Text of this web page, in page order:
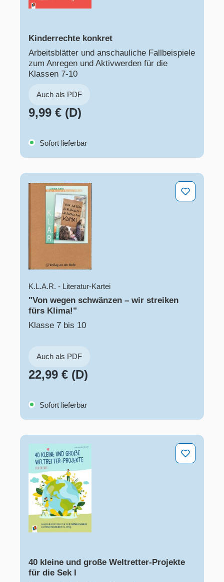
Kinderrechte konkret
Arbeitsblätter und anschauliche Fallbeispiele
zum Anregen und Aktivwerden für die
Klassen 7-10
Auch als PDF
9,99 € (D)
Sofort lieferbar
"Von wegen schwänzen – wir streiken fürs Klima!"
K.L.A.R. - Literatur-Kartei
"Von wegen schwänzen – wir streiken
fürs Klima!"
Klasse 7 bis 10
Auch als PDF
22,99 € (D)
Sofort lieferbar
40 kleine und große Weltretter-Projekte für die Sek I
40 kleine und große Weltretter-Projekte
für die Sek I